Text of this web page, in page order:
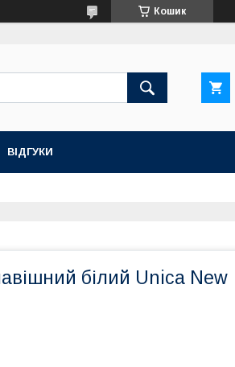
Кошик
ВІДГУКИ
білий Unica New